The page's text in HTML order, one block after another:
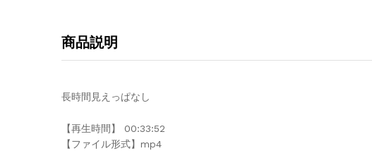
商品説明
長時間見えっぱなし
【再生時間】 00:33:52
【ファイル形式】mp4